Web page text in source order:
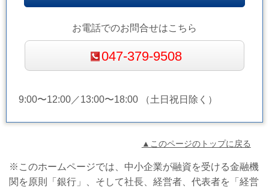
お電話でのお問合せはこちら
047-379-9508
9:00〜12:00／13:00〜18:00 （土日祝日除く）
▲このページのトップに戻る
※このホームページでは、中小企業が融資を受ける金融機
関を原則「銀行」、そして社長、経営者、代表者を「経営